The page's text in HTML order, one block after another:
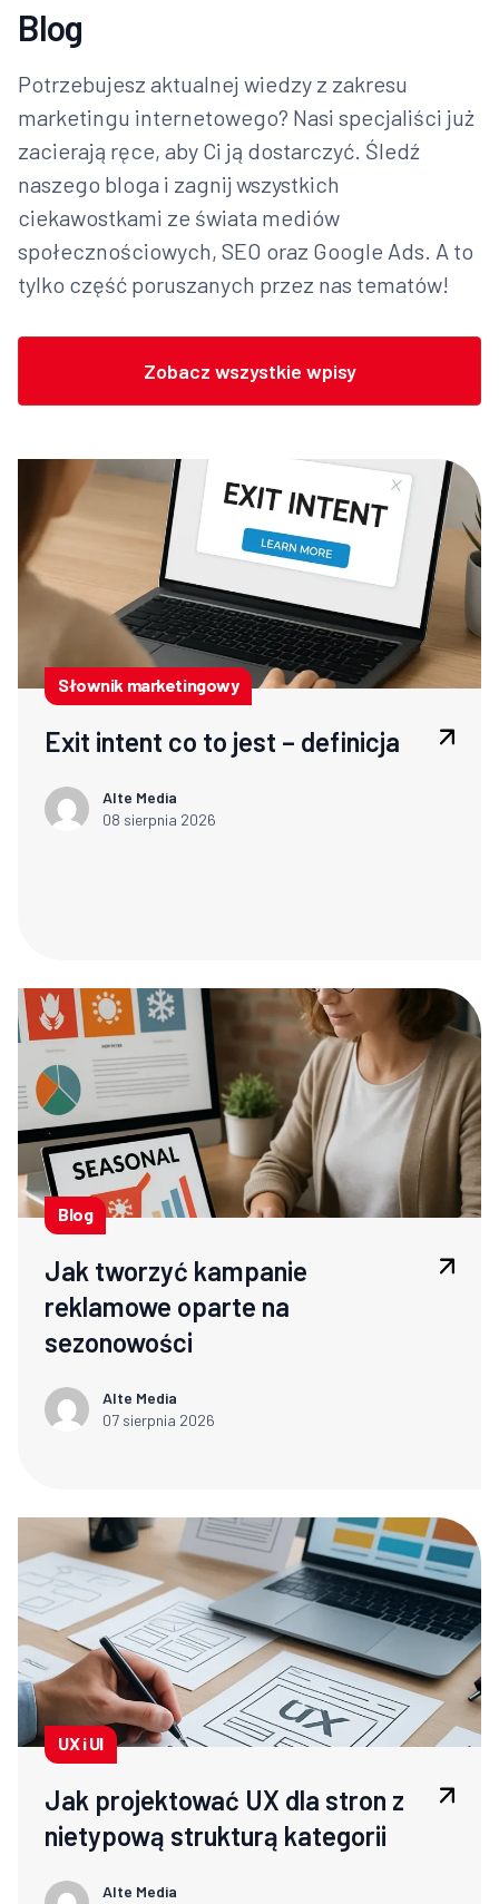
Blog
Potrzebujesz aktualnej wiedzy z zakresu
marketingu internetowego? Nasi specjaliści już
zacierają ręce, aby Ci ją dostarczyć. Śledź
naszego bloga i zagnij wszystkich
ciekawostkami ze świata mediów
społecznościowych, SEO oraz Google Ads. A to
tylko część poruszanych przez nas tematów!
Zobacz wszystkie wpisy
Słownik marketingowy
Exit intent co to jest – definicja
Alte Media
08 sierpnia 2026
Blog
Jak tworzyć kampanie
reklamowe oparte na
sezonowości
Alte Media
07 sierpnia 2026
UX i UI
Jak projektować UX dla stron z
nietypową strukturą kategorii
Alte Media